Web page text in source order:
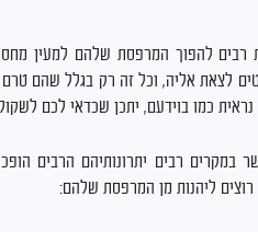
רבים להפוך המרפסת שלהם למעין
לצאת אליה, וכל זה רק בגלל שהם
כמו בוידעם, יתכן שכדאי לכם
במקרים רבים יתרונותיהם הרבים
ליהנות מן המרפסת שלהם: